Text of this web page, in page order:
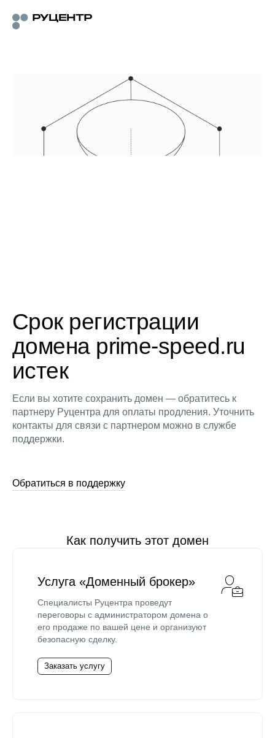
Срок регистрации
домена prime-speed.ru
истек
Если вы хотите сохранить домен — обратитесь к
партнеру Руцентра для оплаты продления. Уточнить
контакты для связи с партнером можно в службе
поддержки.
Обратиться в поддержку
Как получить этот домен
Услуга «Доменный брокер»
Специалисты Руцентра проведут
переговоры с администратором домена о
его продаже по вашей цене и организуют
безопасную сделку.
Заказать услугу